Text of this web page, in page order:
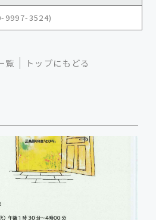
9997-3524)
覧 トップにもどる